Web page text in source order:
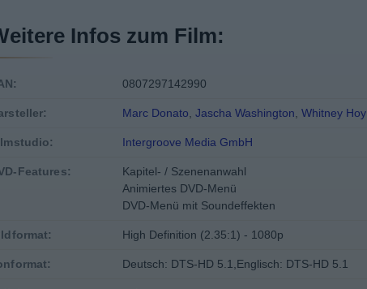
Infos zum Film:
0807297142990
Marc Donato Jascha Washington Whitney Hoy
Intergroove Media GmbH
Features:
Kapitel- / Szenenanwahl
Animiertes DVD-Menü
DVD-Menü mit Soundeffekten
High Definition (2.35:1) - 1080p
Deutsch: DTS-HD 5.1,Englisch: DTS-HD 5.1